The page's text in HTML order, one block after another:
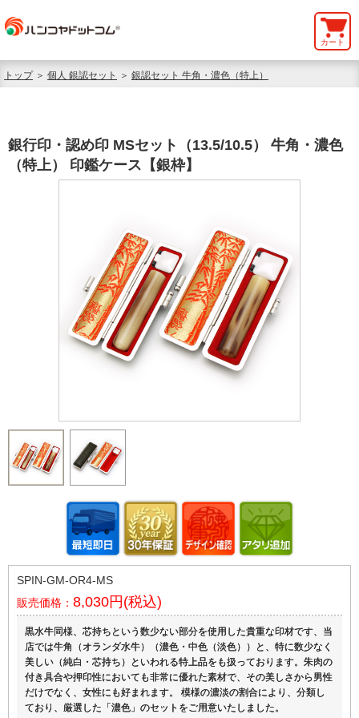
カート
トップ＞ 個人 銀認セット ＞ 銀認セット 牛角・濃色（特上）
銀行印・認め印 MSセット（13.5/10.5） 牛角・濃色
（特上） 印鑑ケース【銀枠】
SPIN-GM-OR4-MS
販売価格： 8,030円(税込)
黒水牛同様、芯持ちという数少ない部分を使用した貴重な印材です、当
店では牛角（オランダ水牛）（濃色・中色（淡色））と、特に数少なく
美しい（純白・芯持ち）といわれる特上品をも扱っております。朱肉の
付き具合や押印性においても非常に優れた素材で、その美しさから男性
だけでなく、女性にも好まれます。 模様の濃淡の割合により、分類し
ており、厳選した「濃色」のセットをご用意いたしました。